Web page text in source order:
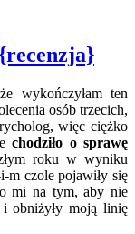
wykończyłam ten
osób trzecich,
więc ciężko
chodziło o sprawę
roku w wyniku
m czole pojawiły się
mi na tym, aby nie
i obniżyły moją linię